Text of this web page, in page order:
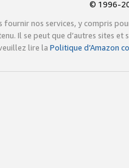
© 1996-
fournir nos services, y compris
Il se peut que d’autres sites et
lire la Politique d’Amazon